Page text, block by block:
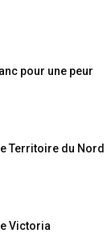
pour une peur
Territoire du Nord
Victoria